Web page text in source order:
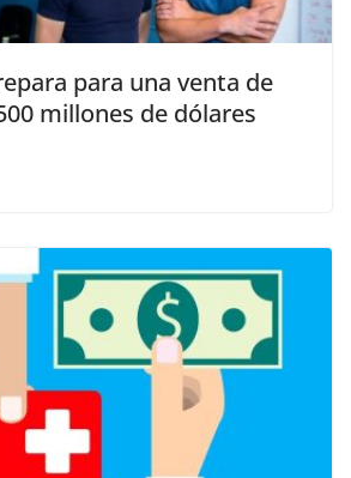
para una venta de
millones de dólares